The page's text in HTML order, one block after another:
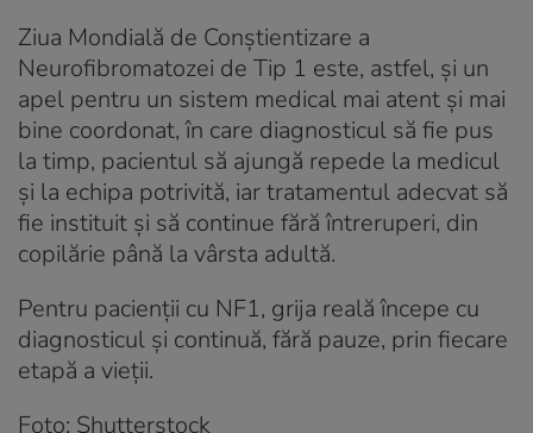
Ziua Mondială de Conștientizare a
Neurofibromatozei de Tip 1 este, astfel, și un
apel pentru un sistem medical mai atent și mai
bine coordonat, în care diagnosticul să fie pus
la timp, pacientul să ajungă repede la medicul
și la echipa potrivită, iar tratamentul adecvat să
fie instituit și să continue fără întreruperi, din
copilărie până la vârsta adultă.
Pentru pacienții cu NF1, grija reală începe cu
diagnosticul și continuă, fără pauze, prin fiecare
etapă a vieții.
Foto: Shutterstock